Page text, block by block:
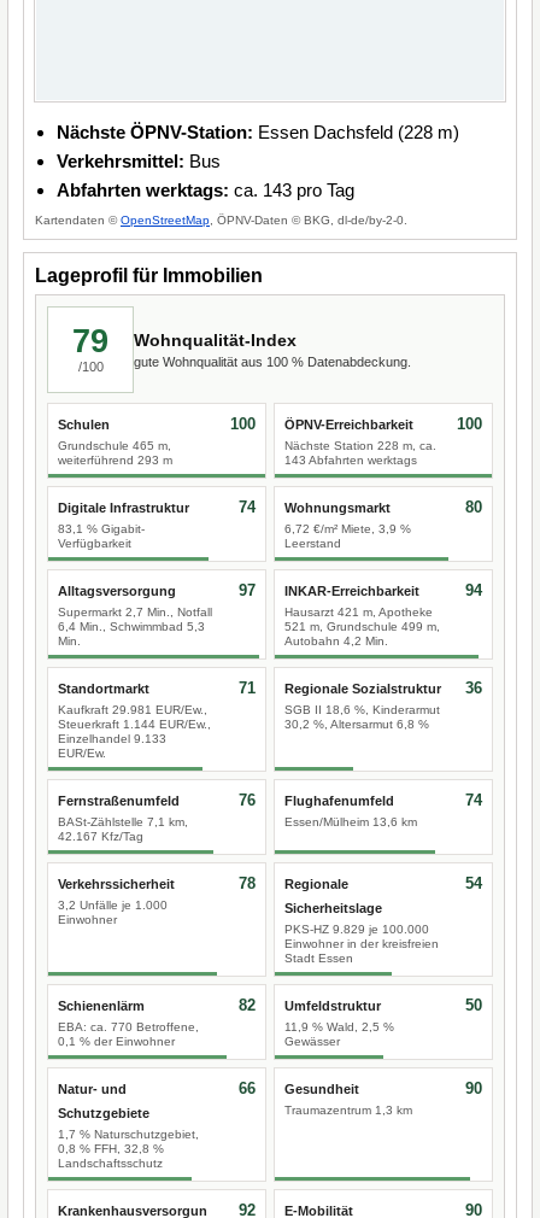
Nächste ÖPNV-Station: Essen Dachsfeld (228 m)
Verkehrsmittel: Bus
Abfahrten werktags: ca. 143 pro Tag
Kartendaten ©OpenStreetMap , ÖPNV-Daten © BKG, dl-de/by-2-0.
Lageprofil für Immobilien
79
/100
Wohnqualität-Index
gute Wohnqualität aus 100 % Datenabdeckung.
Schulen
Grundschule 465 m,
weiterführend 293 m
100 ÖPNV-Erreichbarkeit
Nächste Station 228 m, ca.
143 Abfahrten werktags
100
Digitale Infrastruktur
83,1 % Gigabit-
Verfügbarkeit
74 Wohnungsmarkt
6,72 €/m² Miete, 3,9 %
Leerstand
80
Alltagsversorgung
Supermarkt 2,7 Min., Notfall
6,4 Min., Schwimmbad 5,3
Min.
97 INKAR-Erreichbarkeit
Hausarzt 421 m, Apotheke
521 m, Grundschule 499 m,
Autobahn 4,2 Min.
94
Standortmarkt
Kaufkraft 29.981 EUR/Ew.,
Steuerkraft 1.144 EUR/Ew.,
Einzelhandel 9.133
EUR/Ew.
71 Regionale Sozialstruktur
SGB II 18,6 %, Kinderarmut
30,2 %, Altersarmut 6,8 %
36
Fernstraßenumfeld
BASt-Zählstelle 7,1 km,
42.167 Kfz/Tag
76 Flughafenumfeld
Essen/Mülheim 13,6 km
74
Verkehrssicherheit
3,2 Unfälle je 1.000
Einwohner
78
Regionale
Sicherheitslage
PKS-HZ 9.829 je 100.000
Einwohner in der kreisfreien
Stadt Essen
54
Schienenlärm
EBA: ca. 770 Betroffene,
0,1 % der Einwohner
82 Umfeldstruktur
11,9 % Wald, 2,5 %
Gewässer
50
Natur- und
Schutzgebiete
1,7 % Naturschutzgebiet,
0,8 % FFH, 32,8 %
Landschaftsschutz
66 Gesundheit
Traumazentrum 1,3 km
90
Krankenhausversorgun 92 E-Mobilität 90